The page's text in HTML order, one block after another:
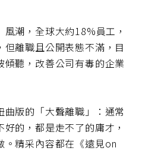
潮，全球大約18%員工，
離職且公開表態不滿，目
聽，改善公司有毒的企業
版的「大聲離職」：通常
的，都是走不了的庸才，
。精采內容都在《遠見on